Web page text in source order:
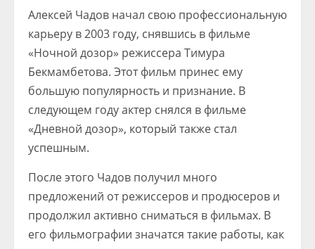
Алексей Чадов начал свою профессиональную
карьеру в 2003 году, снявшись в фильме
«Ночной дозор» режиссера Тимура
Бекмамбетова. Этот фильм принес ему
большую популярность и признание. В
следующем году актер снялся в фильме
«Дневной дозор», который также стал
успешным.
После этого Чадов получил много
предложений от режиссеров и продюсеров и
продолжил активно сниматься в фильмах. В
его фильмографии значатся такие работы, как